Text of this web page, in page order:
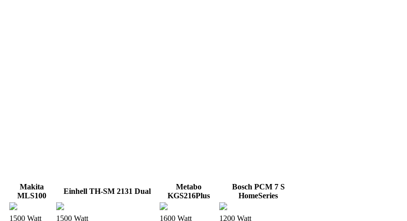
Makita
MLS100
Einhell TH-SM 2131 Dual
Metabo
KGS216Plus
Bosch PCM 7 S
HomeSeries
1500 Watt 1500 Watt 1600 Watt
1200 Watt